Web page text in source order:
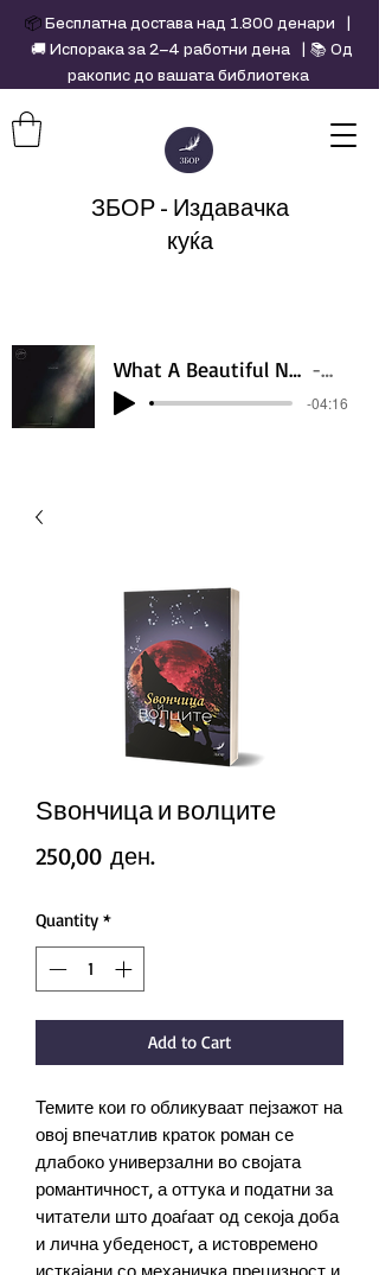
ЗБОР - Издавачка
куќа
What A Beautiful Name - Hillsong - Violin cover by Daniel Jang Artist
-04:16
📦 Бесплатна достава над 1.800 денари |
🚚 Испорака за 2–4 работни дена | 📚 Од
ракопис до вашата библиотека
Ѕвончица и волците
250,00 ден.
Quantity *
Add to Cart
Темите кои го обликуваат пејзажот на
овој впечатлив краток роман се
длабоко универзални во својата
романтичност, а оттука и податни за
читатели што доаѓаат од секоја доба
и лична убеденост, а истовремено